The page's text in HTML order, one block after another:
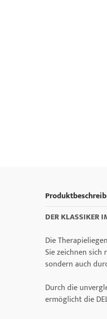
DER KLASSIKER
Die
Sie zeichnen
sondern auch
Durch die
ermöglicht die